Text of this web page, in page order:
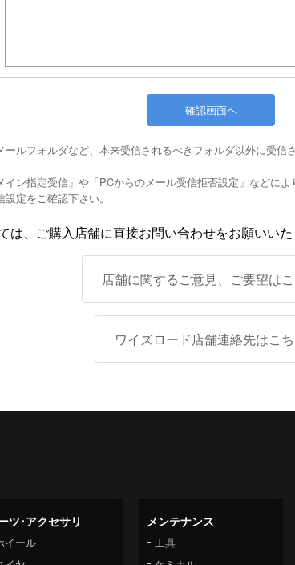
ルフォルダなど、本来受信されるべきフォルダ以外に受
ン指定受信」や「PCからのメール受信拒否設定」などに
定をご確認下さい。
は、ご購入店舗に直接お問い合わせをお願いいた
店舗に関するご意見、ご要望は
ワイズロード店舗連絡先はこ
ツ･アクセサリ
イール
メンテナンス
工具